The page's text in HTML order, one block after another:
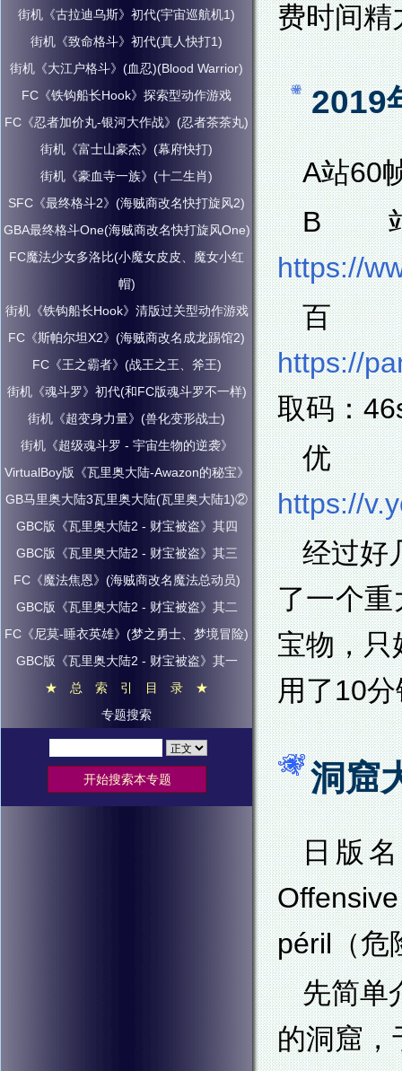
费时间精
2019
A站60
B
https://
百
https://
取码：
https://
经过好
了一个
宝物，只
用了10
洞窟
日版
péril（危
先简单
的洞窟，
街机《古拉迪乌斯》初代(宇宙巡航机1)
街机《致命格斗》初代(真人快打1)
街机《大江户格斗》(血忍)(Blood Warrior)
FC《铁钩船长Hook》探索型动作游戏
FC《忍者加价丸-银河大作战》(忍者茶茶丸)
街机《富士山豪杰》(幕府快打)
街机《豪血寺一族》(十二生肖)
SFC《最终格斗2》(海贼商改名快打旋风2)
GBA最终格斗One(海贼商改名快打旋风One)
FC魔法少女多洛比(小魔女皮皮、魔女小红
帽)
街机《铁钩船长Hook》清版过关型动作游戏
FC《斯帕尔坦X2》(海贼商改名成龙踢馆2)
FC《王之霸者》(战王之王、斧王)
街机《魂斗罗》初代(和FC版魂斗罗不一样)
街机《超变身力量》(兽化变形战士)
街机《超级魂斗罗 - 宇宙生物的逆袭》
VirtualBoy版《瓦里奥大陆-Awazon的秘宝》
GB马里奥大陆3瓦里奥大陆(瓦里奥大陆1)②
GBC版《瓦里奥大陆2 - 财宝被盗》其四
GBC版《瓦里奥大陆2 - 财宝被盗》其三
FC《魔法焦恩》(海贼商改名魔法总动员)
GBC版《瓦里奥大陆2 - 财宝被盗》其二
FC《尼莫-睡衣英雄》(梦之勇士、梦境冒险)
GBC版《瓦里奥大陆2 - 财宝被盗》其一
★ 总 索 引 目 录 ★
专题搜索